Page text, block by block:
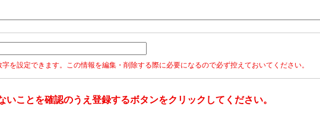
を設定できます。この情報を編集・削除する際に必要になるので必ず控えておいてください。
いことを確認のうえ登録するボタンをクリックしてください。